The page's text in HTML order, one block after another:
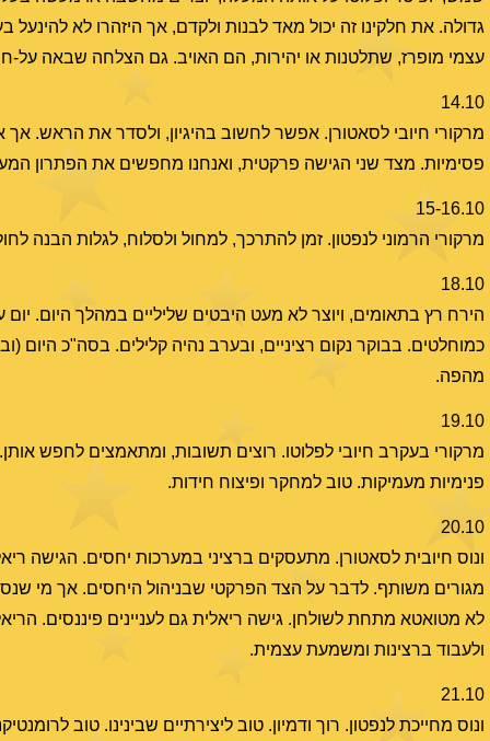
גדולה. את חלקינו זה יכול מאד לבנות ולקדם, אך היזהרו לא
עצמי מופרז, שתלטנות או יהירות, הם האויב. גם הצלחה שבאה על-
14.10
מרקורי חיובי לסאטורן. אפשר לחשוב בהיגיון, ולסדר את הראש. אך
פסימיות. מצד שני הגישה פרקטית, ואנחנו מחפשים את הפתרון
15-16.10
מרקורי הרמוני לנפטון. זמן להתרכך, למחול ולסלוח, לגלות הבנה
18.10
הירח רץ בתאומים, ויוצר לא מעט היבטים שליליים במהלך היום.
כמוחלטים. בבוקר נקום רציניים, ובערב נהיה קלילים. בסה"כ היום
מהפה.
19.10
מרקורי בעקרב חיובי לפלוטו. רוצים תשובות, ומתאמצים לחפש
פנימיות מעמיקות. טוב למחקר ופיצוח חידות.
20.10
ונוס חיובית לסאטורן. מתעסקים ברציני במערכות יחסים. הגישה
מגורים משותף. לדבר על הצד הפרקטי שבניהול היחסים. אך מי
לא מטואטא מתחת לשולחן. גישה ריאלית גם לעניינים פיננסים.
ולעבוד ברצינות ומשמעת עצמית.
21.10
ונוס מחייכת לנפטון. רוך ודמיון. טוב ליצירתיים שבינינו. טוב